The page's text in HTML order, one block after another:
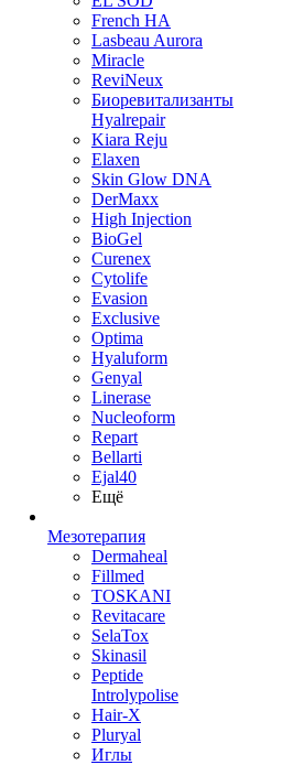
French HA
Lasbeau Aurora
Miracle
ReviNeux
Биоревитализанты
Hyalrepair
Kiara Reju
Elaxen
Skin Glow DNA
DerMaxx
High Injection
BioGel
Curenex
Cytolife
Evasion
Exclusive
Optima
Hyaluform
Genyal
Linerase
Nucleoform
Repart
Bellarti
Ejal40
Ещё
Мезотерапия
Dermaheal
Fillmed
TOSKANI
Revitacare
SelaTox
Skinasil
Peptide
Introlypolise
Hair-X
Pluryal
Иглы